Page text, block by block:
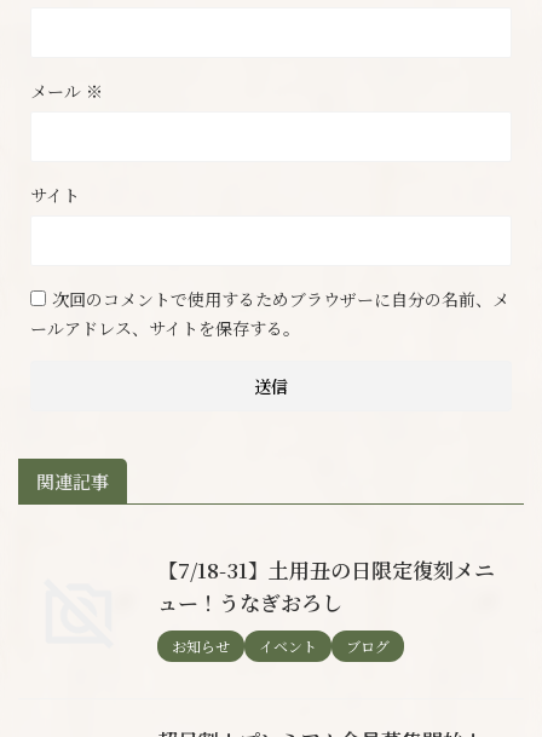
メール ※
サイト
次回のコメントで使用するためブラウザーに自分の名前、メ
ールアドレス、サイトを保存する。
関連記事
【7/18-31】土用丑の日限定復刻メニ
ュー！うなぎおろし
お知らせ イベント ブログ